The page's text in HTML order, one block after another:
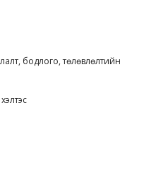
бодлого, төлөвлөлтийн